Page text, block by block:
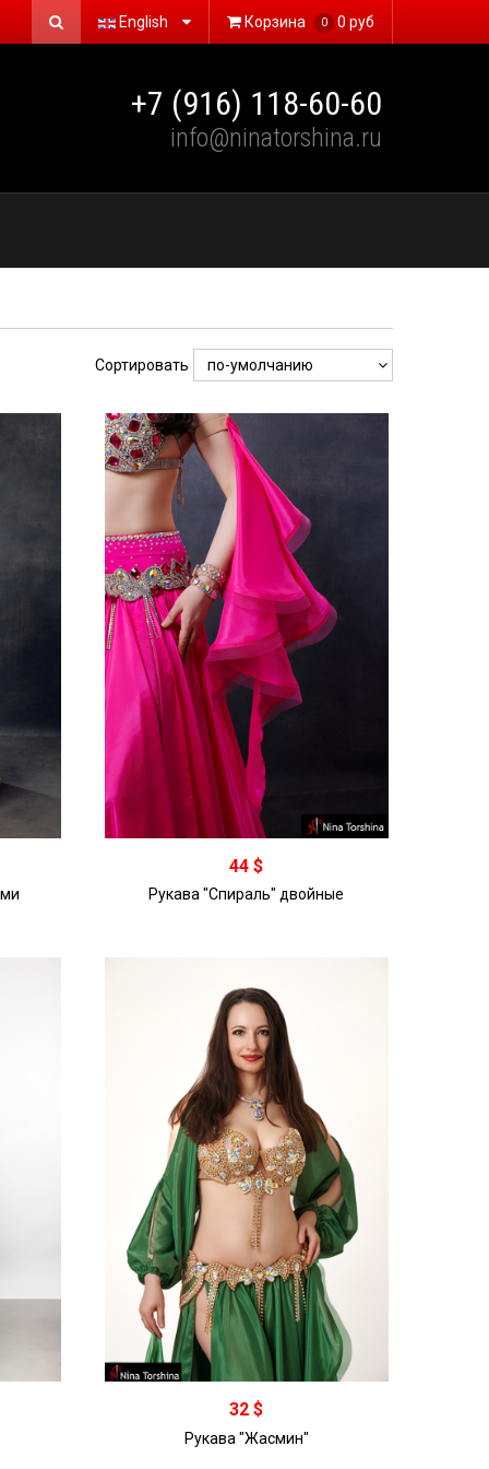
Корзина 0 0 руб
English
+7 (916) 118-60-60
info@ninatorshina.ru
Сортировать
44 $
Рукава "Спираль" двойные
32 $
Рукава "Жасмин"